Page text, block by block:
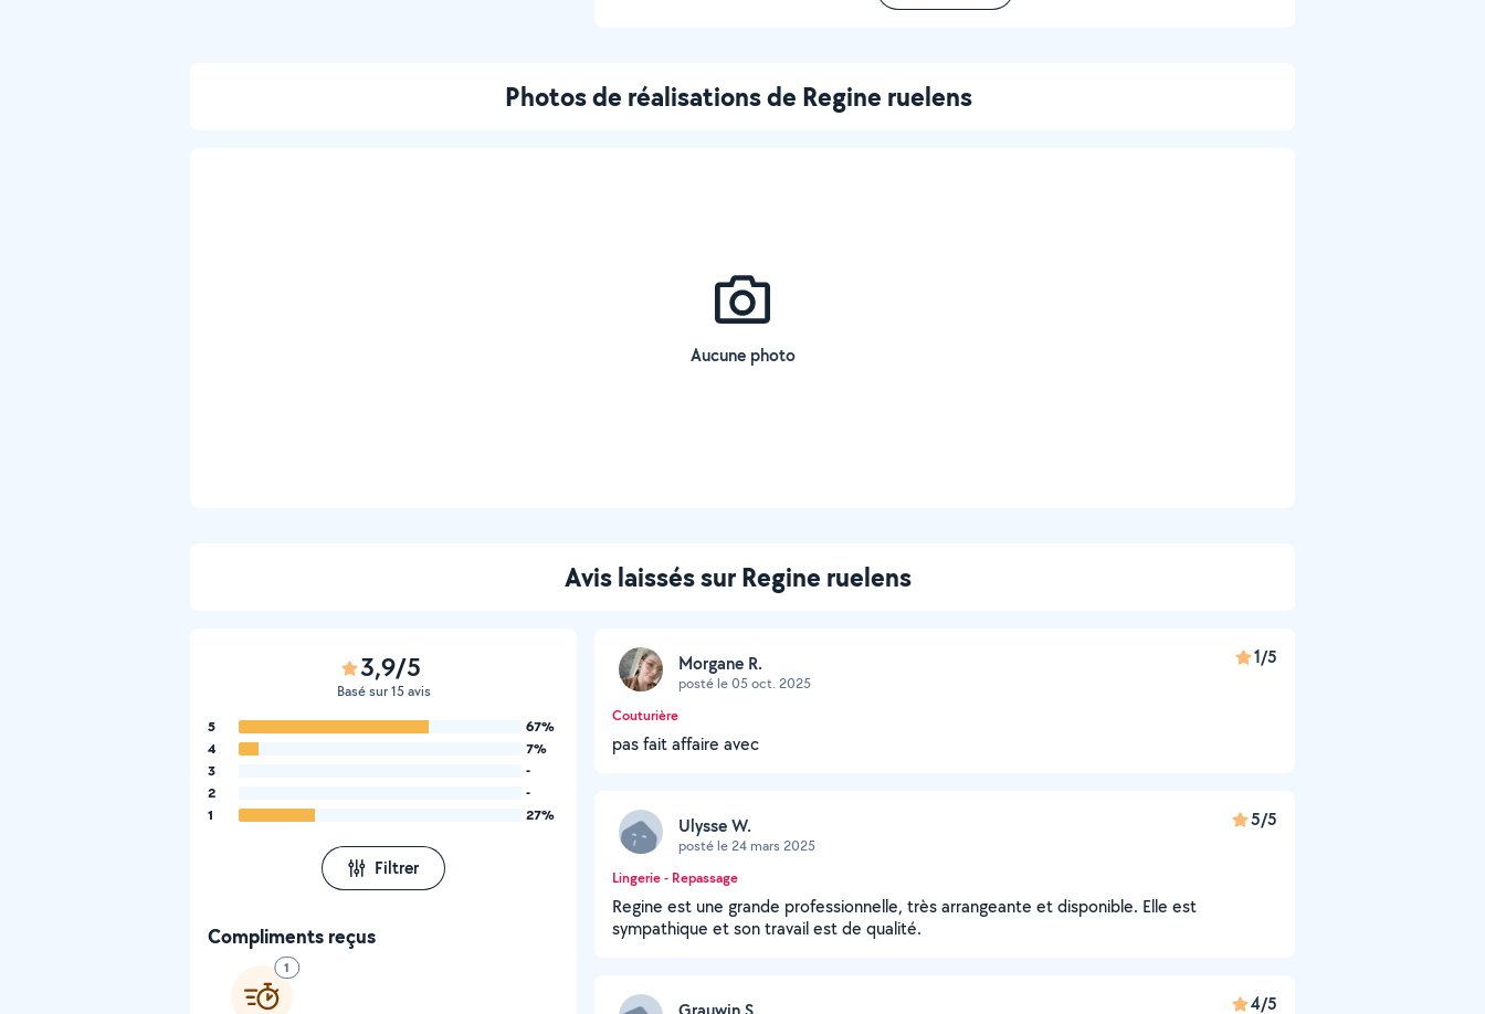
Photos de réalisations de Regine ruelens
Aucune photo
Avis laissés sur Regine ruelens
3,9/5
Basé sur 15 avis
5
67%
4
7%
3
-
2
-
1
27%
Filtrer
Compliments reçus
1
Morgane R.
posté le 05 oct. 2025
1/5
Couturière
pas fait affaire avec
Ulysse W.
posté le 24 mars 2025
5/5
Lingerie - Repassage
Regine est une grande professionnelle, très arrangeante et disponible. Elle est
sympathique et son travail est de qualité.
4/5